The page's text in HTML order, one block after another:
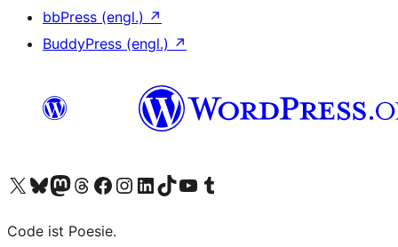
bbPress (engl.) ↗
BuddyPress (engl.) ↗
Unser X-Konto (früher Twitter) besuchen
Unser Bluesky-Konto besuchen
Unser Mastodon-Konto besuchen
Unser Threads-Konto besuchen
Unsere Facebook-Seite besuchen
Unser Instagram-Konto besuchen
Unser LinkedIn-Konto besuchen
Unser TikTok-Konto besuchen
Unseren YouTube-Kanal besuchen
Unser Tumblr-Konto besuchen
Code ist Poesie.